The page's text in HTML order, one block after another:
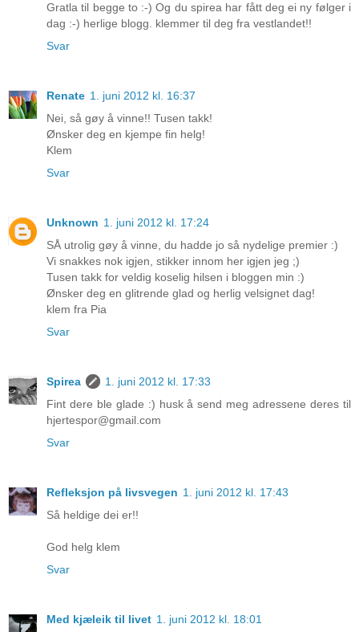
Gratla til begge to :-) Og du spirea har fått deg ei ny følger i
dag :-) herlige blogg. klemmer til deg fra vestlandet!!
Svar
Renate 1. juni 2012 kl. 16:37
Nei, så gøy å vinne!! Tusen takk!
Ønsker deg en kjempe fin helg!
Klem
Svar
Unknown 1. juni 2012 kl. 17:24
SÅ utrolig gøy å vinne, du hadde jo så nydelige premier :)
Vi snakkes nok igjen, stikker innom her igjen jeg ;)
Tusen takk for veldig koselig hilsen i bloggen min :)
Ønsker deg en glitrende glad og herlig velsignet dag!
klem fra Pia
Svar
Spirea
1. juni 2012 kl. 17:33
Fint dere ble glade :) husk å send meg adressene deres til
hjertespor@gmail.com
Svar
Refleksjon på livsvegen 1. juni 2012 kl. 17:43
Så heldige dei er!!
God helg klem
Svar
Med kjæleik til livet 1. juni 2012 kl. 18:01